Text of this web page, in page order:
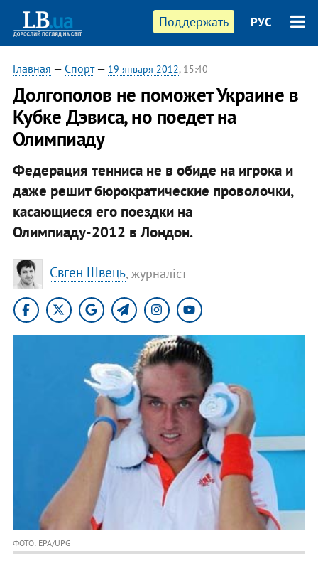
Поддержать РУС
Главная — Спорт— 19 января 2012, 15:40
Долгополов не поможет Украине в
Кубке Дэвиса, но поедет на
Олимпиаду
Федерация тенниса не в обиде на игрока и
даже решит бюрократические проволочки,
касающиеся его поездки на
Олимпиаду-2012 в Лондон.
Євген Швець, журналіст
ФОТО: EPA/UPG